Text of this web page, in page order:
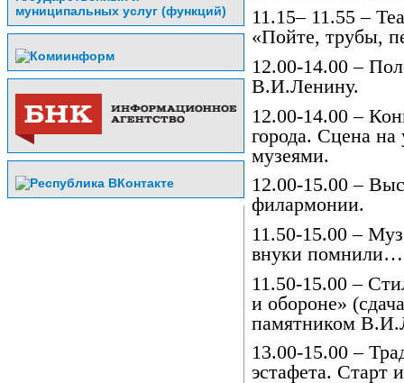
11.15– 11.55 –
«Пойте, трубы,
12.00-14.00 –
В.И.Ленину.
12.00-14.00 –
города. Сцена
музеями.
12.00-15.00 –
филармонии.
11.50-15.00 –
внуки
11.50-15.00 –
и обороне»
памятником
13.00-15.00 –
эстафета.